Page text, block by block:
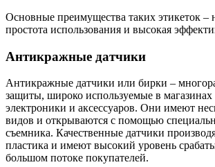
Основные преимущества таких этикеток –
простота использования и высокая
Антикражные датчики
Антикражные датчики или бирки –
защиты, широко используемые в
электроники и аксессуаров. Они имеют
видов и открываются с помощью
съемника. Качественные датчики
пластика и имеют высокий уровень
большом потоке покупателей.